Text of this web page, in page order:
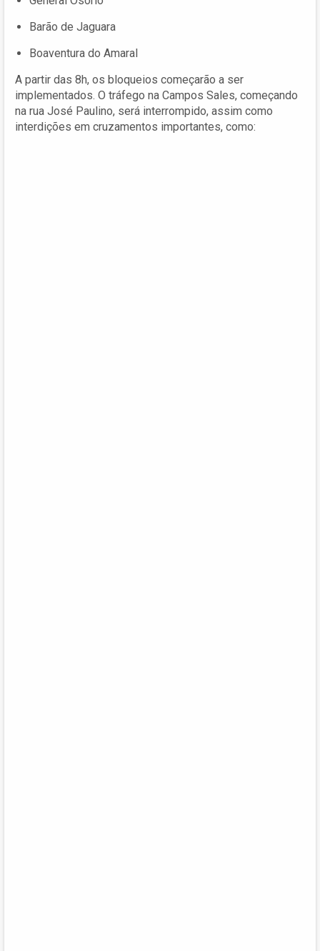
Barão de Jaguara
Boaventura do Amaral
A partir das 8h, os bloqueios começarão a ser
implementados. O tráfego na Campos Sales, começando
na rua José Paulino, será interrompido, assim como
interdições em cruzamentos importantes, como: